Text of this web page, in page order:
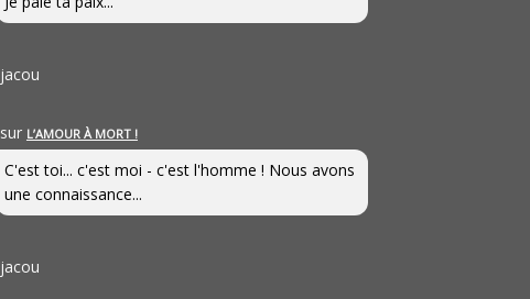
jacou
sur L’AMOUR À MORT !
C'est toi... c'est moi - c'est l'homme ! Nous avons
une connaissance...
jacou